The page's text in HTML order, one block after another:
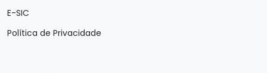
E-SIC
Política de Privacidade